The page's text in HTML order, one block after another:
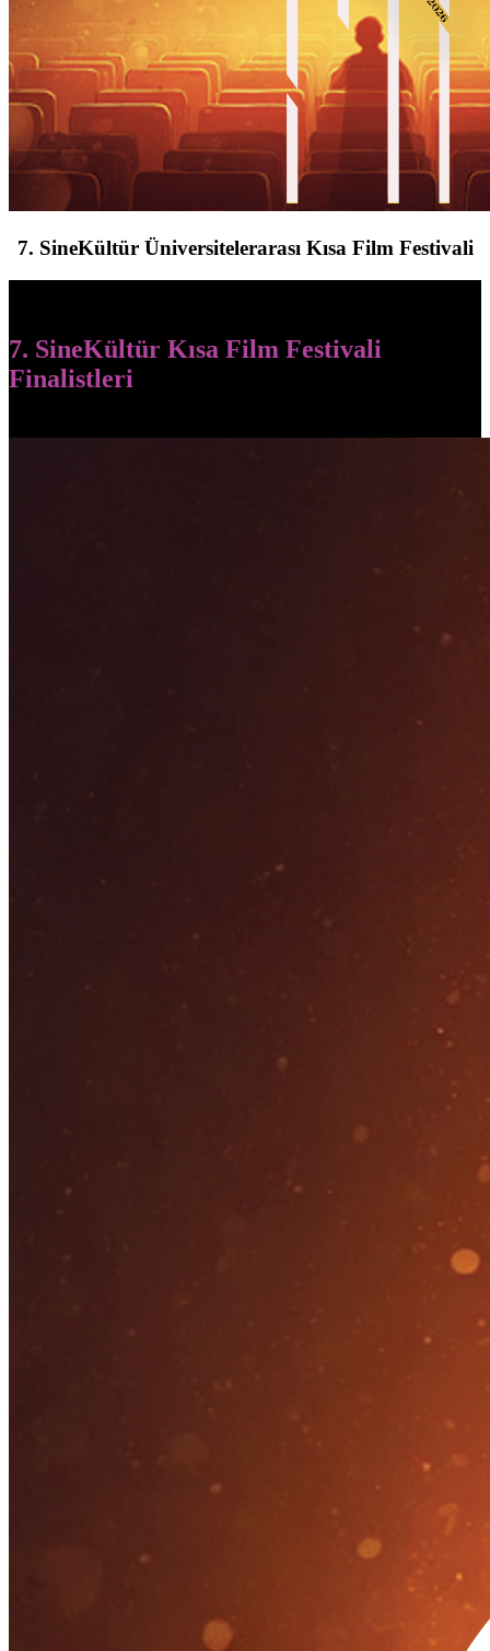
7. SineKültür Üniversitelerarası Kısa Film Festivali
7. SineKültür Kısa Film Festivali
Finalistleri